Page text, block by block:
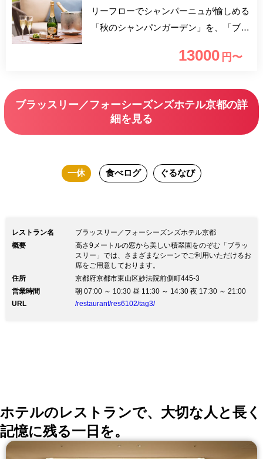
リーフローでシャンパーニュが愉しめる
「秋のシャンパンガーデン」を、「ブラ
す。 毎回ご好評をいただいている「シ
園」を擁し、京都の中心地にありながら
も四季折々の自然豊かな非日常感あふれ
グラン ブリュットとドンナフガータの
13000 円〜
ブラッスリー／フォーシーズンズホテル京都の詳
細を見る
一休 食べログ ぐるなび
レストラン名
ブラッスリー／フォーシーズンズホテル京都
概要
高さ9メートルの窓から美しい積翠園をのぞむ「ブラッ
スリー」では、さまざまなシーンでご利用いただけるお
席をご用意しております。
住所
京都府京都市東山区妙法院前側町445-3
営業時間
朝 07:00 ～ 10:30 昼 11:30 ～ 14:30 夜 17:30 ～ 21:00
URL
/restaurant/res6102/tag3/
ホテルのレストランで、大切な人と長く
記憶に残る一日を。